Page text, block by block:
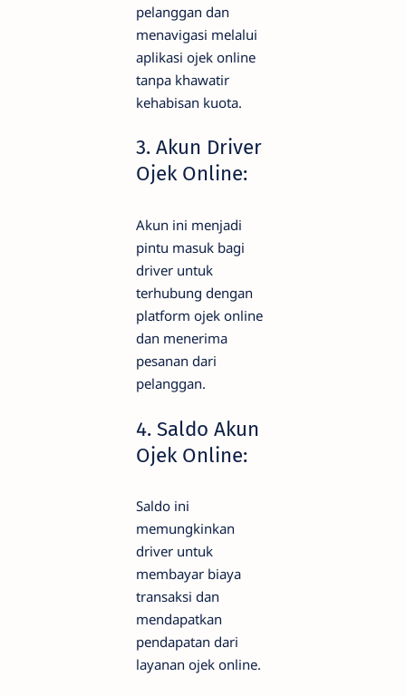
pelanggan dan
menavigasi melalui
aplikasi ojek online
tanpa khawatir
kehabisan kuota.
3. Akun Driver
Ojek Online:
Akun ini menjadi
pintu masuk bagi
driver untuk
terhubung dengan
platform ojek online
dan menerima
pesanan dari
pelanggan.
4. Saldo Akun
Ojek Online:
Saldo ini
memungkinkan
driver untuk
membayar biaya
transaksi dan
mendapatkan
pendapatan dari
layanan ojek online.